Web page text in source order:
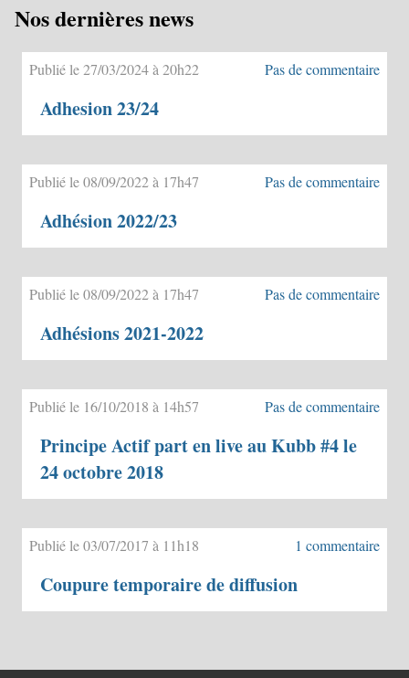
Nos dernières news
Publié le 27/03/2024 à 20h22 Pas de commentaire
Adhesion 23/24
Publié le 08/09/2022 à 17h47 Pas de commentaire
Adhésion 2022/23
Publié le 08/09/2022 à 17h47 Pas de commentaire
Adhésions 2021-2022
Publié le 16/10/2018 à 14h57 Pas de commentaire
Principe Actif part en live au Kubb #4 le
24 octobre 2018
Publié le 03/07/2017 à 11h18 1 commentaire
Coupure temporaire de diffusion